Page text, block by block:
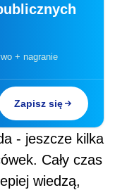
+ nagranie
Zapisz się
- jeszcze kilka
Cały czas
wiedzą,